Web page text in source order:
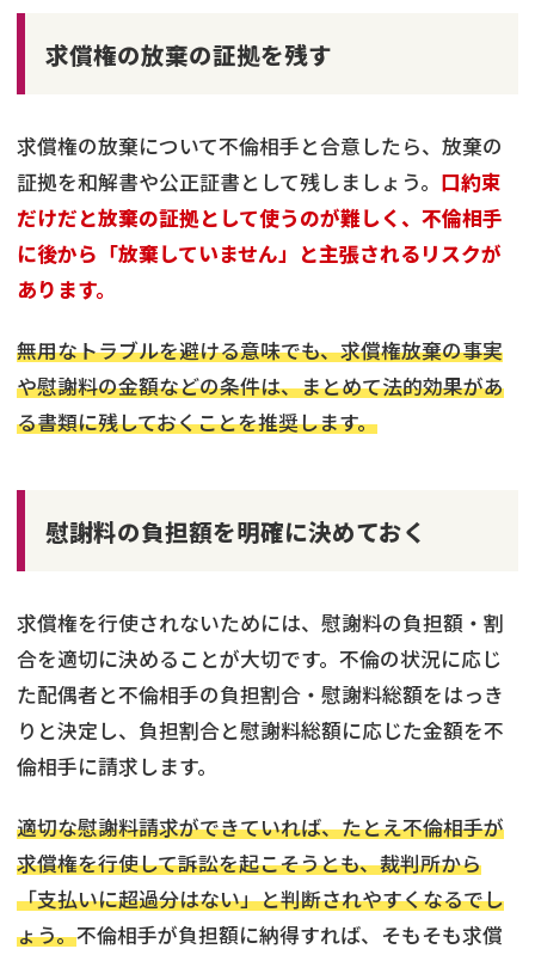
求償権の放棄の証拠を残す
求償権の放棄について不倫相手と合意したら、放棄の
証拠を和解書や公正証書として残しましょう。 口約束
だけだと放棄の証拠として使うのが難しく、不倫相手
に後から「放棄していません」と主張されるリスクが
あります。
無用なトラブルを避ける意味でも、求償権放棄の事実
や慰謝料の金額などの条件は、まとめて法的効果があ
る書類に残しておくことを推奨します。
慰謝料の負担額を明確に決めておく
求償権を行使されないためには、慰謝料の負担額・割
合を適切に決めることが大切です。不倫の状況に応じ
た配偶者と不倫相手の負担割合・慰謝料総額をはっき
りと決定し、負担割合と慰謝料総額に応じた金額を不
倫相手に請求します。
適切な慰謝料請求ができていれば、たとえ不倫相手が
求償権を行使して訴訟を起こそうとも、裁判所から
「支払いに超過分はない」と判断されやすくなるでし
ょう。不倫相手が負担額に納得すれば、そもそも求償